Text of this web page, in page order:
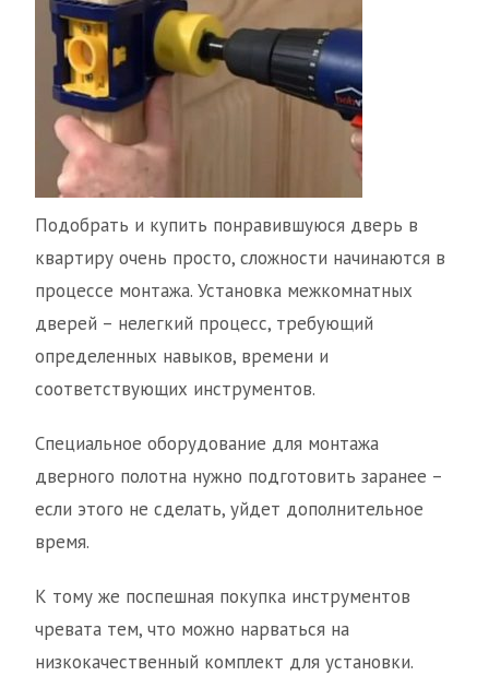
Подобрать и купить понравившуюся дверь в
квартиру очень просто, сложности начинаются в
процессе монтажа. Установка межкомнатных
дверей – нелегкий процесс, требующий
определенных навыков, времени и
соответствующих инструментов.
Специальное оборудование для монтажа
дверного полотна нужно подготовить заранее –
если этого не сделать, уйдет дополнительное
время.
К тому же поспешная покупка инструментов
чревата тем, что можно нарваться на
низкокачественный комплект для установки.